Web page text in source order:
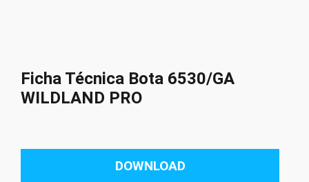
Ficha Técnica Bota 6530/GA
WILDLAND PRO
DOWNLOAD